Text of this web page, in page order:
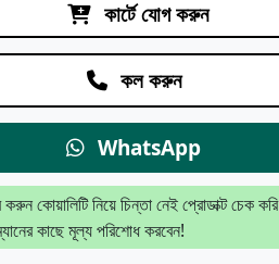
কার্টে যোগ করুন
কল করুন
WhatsApp
কোয়ালিটি নিয়ে চিন্তা নেই প্রোডাক্ট চেক করি
কাছে মূল্য পরিশোধ করবেন!